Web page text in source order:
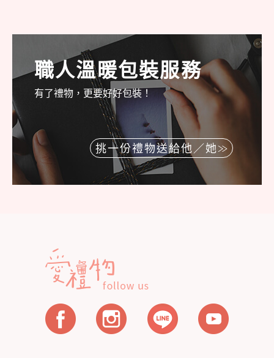
職人溫暖包裝服務
有了禮物，更要好好包裝！
挑一份禮物送給他／她